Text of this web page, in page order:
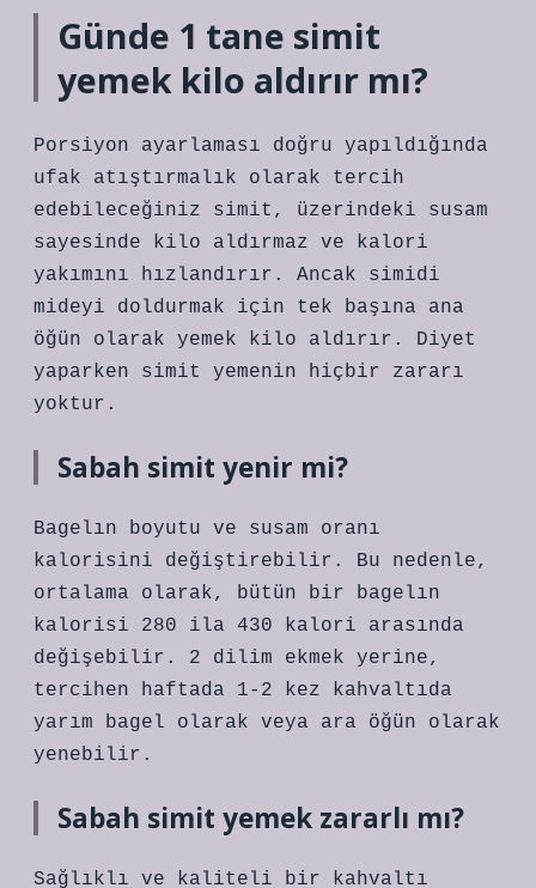
Günde 1 tane simit
yemek kilo aldırır mı?
Porsiyon ayarlaması doğru yapıldığında
ufak atıştırmalık olarak tercih
edebileceğiniz simit, üzerindeki susam
sayesinde kilo aldırmaz ve kalori
yakımını hızlandırır. Ancak simidi
mideyi doldurmak için tek başına ana
öğün olarak yemek kilo aldırır. Diyet
yaparken simit yemenin hiçbir zararı
yoktur.
Sabah simit yenir mi?
Bagelın boyutu ve susam oranı
kalorisini değiştirebilir. Bu nedenle,
ortalama olarak, bütün bir bagelın
kalorisi 280 ila 430 kalori arasında
değişebilir. 2 dilim ekmek yerine,
tercihen haftada 1-2 kez kahvaltıda
yarım bagel olarak veya ara öğün olarak
yenebilir.
Sabah simit yemek zararlı mı?
Sağlıklı ve kaliteli bir kahvaltı